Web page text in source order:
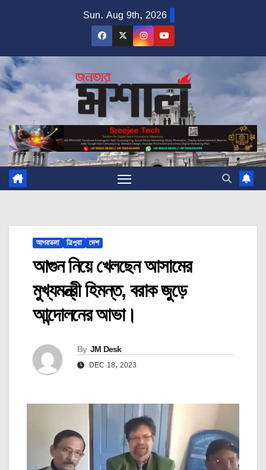
Sun. Aug 9th, 2026
আগরতলা ত্রিপুরা দেশ
আগুন নিয়ে খেলছেন আসামের
মুখ্যমন্ত্রী হিমন্ত, বরাক জুড়ে
আন্দোলনের আভা।
By JM Desk
DEC 18, 2023